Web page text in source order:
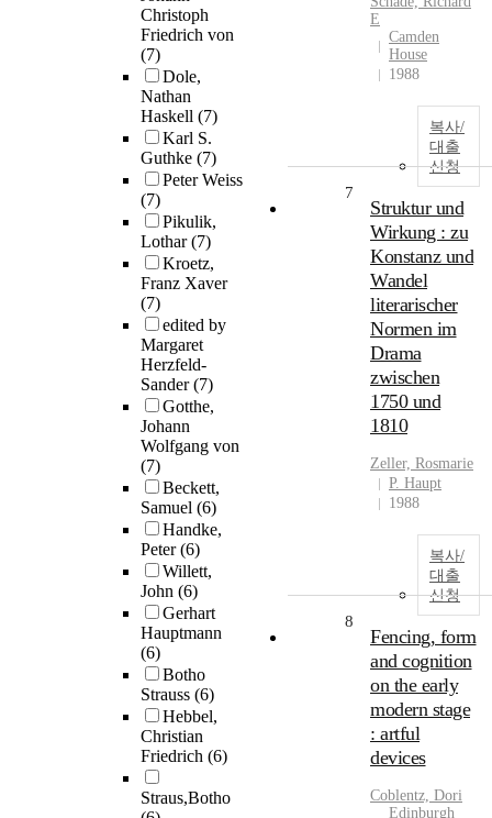
Christoph
Friedrich von
(7)
Dole,
Nathan
Haskell (7)
Karl S.
Guthke (7)
Peter Weiss
(7)
Pikulik,
Lothar(7)
Kroetz,
Franz Xaver
(7)
edited by
Margaret
Herzfeld-
Sander(7)
Gotthe,
Johann
Wolfgang von
(7)
Beckett,
Samuel (6)
Handke,
Peter(6)
Willett,
John (6)
Gerhart
Hauptmann
(6)
Botho
Strauss (6)
Hebbel,
Christian
Friedrich (6)
Straus,Botho
E
Camden
House
1988
복사/
대출
신청
7
Struktur und
Wirkung : zu
Konstanz und
Wandel
literarischer
Normen im
Drama
zwischen
1750 und
1810
Zeller, Rosmarie
P. Haupt
1988
복사/
대출
신청
8
Fencing, form
and cognition
on the early
modern stage
: artful
devices
Coblentz, Dori
Edinburgh